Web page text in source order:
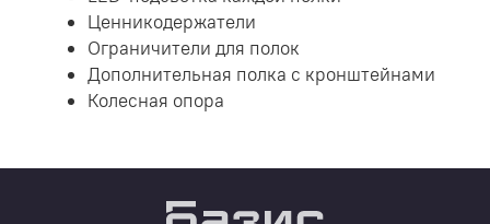
Ценникодержатели
Ограничители для полок
Дополнительная полка с кронштейнами
Колесная опора